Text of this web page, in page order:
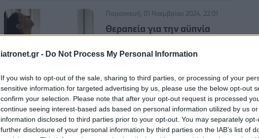
iatronet.gr - Do Not Process My Personal Information
If you wish to opt-out of the sale, sharing to third parties, or processing of your
sensitive information for targeted advertising by us, please use the below opt-out
confirm your selection. Please note that after your opt-out request is processed
continue seeing interest-based ads based on personal information utilized by us
information disclosed to third parties prior to your opt-out. You may separately
further disclosure of your personal information by third parties on the IAB’s list of
Παρασκευή, 01 Νοεμβρίου 2024, 22:01
Θεραπεία για την αϋπνία
επιλόχειας κατάθλιψης
Η γνωσιακή συμπεριφορική θεραπεία
για την αϋπνία (CBTi) μπορεί
ενδεχομένως να χρησιμεύσει ως
προστατευτικός παράγοντας.